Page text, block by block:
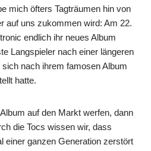
mich öfters Tagträumen hin von
auf uns zukommen wird: Am 22.
endlich ihr neues Album
Langspieler nach einer längeren
nach ihrem famosen Album
hatte.
auf den Markt werfen, dann
die Tocs wissen wir, dass
einer ganzen Generation zerstört